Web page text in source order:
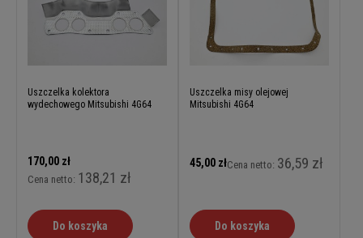
Uszczelka kolektora
wydechowego Mitsubishi 4G64
170,00 zł
Cena netto: 138,21 zł
Do koszyka
Uszczelka misy olejowej
Mitsubishi 4G64
45,00 złCena netto: 36,59 zł
Do koszyka